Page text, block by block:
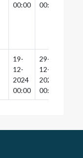
00:00
00:00
19-
12-
2024
00:00
29-
12-
2024
00:00